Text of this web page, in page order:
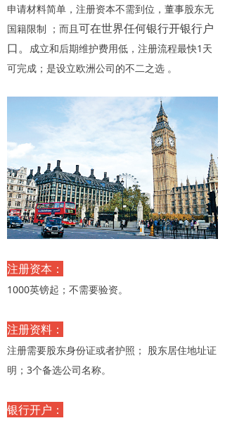
申请材料简单，注册资本不需到位，董事股东无
国籍限制 ；而且可在世界任何银行开银行户
口。
成立和后期维护费用低，注册流程最快1天
可完成；是设立欧洲公司的不二之选 。
注册资本：
1000英镑起；不需要验资。
注册资料：
注册需要股东身份证或者护照； 股东居住地址证
明；3个备选公司名称。
银行开户：